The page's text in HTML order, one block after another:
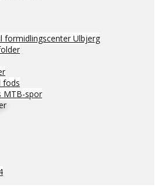
formidlingscenter Ulbjerg
fods
MTB-spor